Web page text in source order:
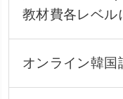
教材費各レベル
オンライン韓国